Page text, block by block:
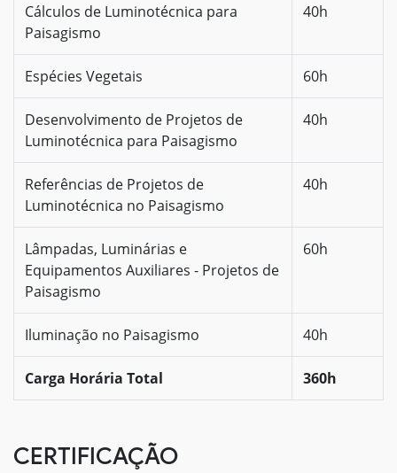
Cálculos de Luminotécnica para
Paisagismo
40h
Espécies Vegetais 60h
Desenvolvimento de Projetos de
Luminotécnica para Paisagismo
40h
Referências de Projetos de
Luminotécnica no Paisagismo
40h
Lâmpadas, Luminárias e
Equipamentos Auxiliares - Projetos de
Paisagismo
60h
Iluminação no Paisagismo 40h
Carga Horária Total 360h
CERTIFICAÇÃO